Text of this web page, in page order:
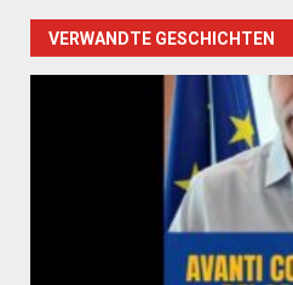
VERWANDTE GESCHICHTEN